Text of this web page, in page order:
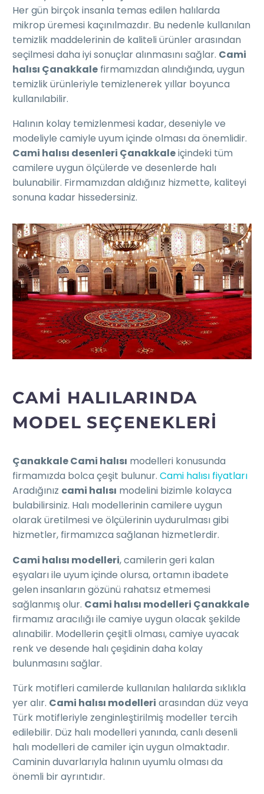
Her gün birçok insanla temas edilen halılarda
mikrop üremesi kaçınılmazdır. Bu nedenle kullanılan
temizlik maddelerinin de kaliteli ürünler arasından
seçilmesi daha iyi sonuçlar alınmasını sağlar. Cami
halısı Çanakkale firmamızdan alındığında, uygun
temizlik ürünleriyle temizlenerek yıllar boyunca
kullanılabilir.
Halının kolay temizlenmesi kadar, deseniyle ve
modeliyle camiyle uyum içinde olması da önemlidir.
Cami halısı desenleri Çanakkaleiçindeki tüm
camilere uygun ölçülerde ve desenlerde halı
bulunabilir. Firmamızdan aldığınız hizmette, kaliteyi
sonuna kadar hissedersiniz.
CAMİ HALILARINDA
MODEL SEÇENEKLERI
Çanakkale Cami halısı modelleri konusunda
firmamızda bolca çeşit bulunur. Cami halısı fiyatları
Aradığınız cami halısı modelini bizimle kolayca
bulabilirsiniz. Halı modellerinin camilere uygun
olarak üretilmesi ve ölçülerinin uydurulması gibi
hizmetler, firmamızca sağlanan hizmetlerdir.
Cami halısı modelleri, camilerin geri kalan
eşyaları ile uyum içinde olursa, ortamın ibadete
gelen insanların gözünü rahatsız etmemesi
sağlanmış olur. Cami halısı modelleri Çanakkale
firmamız aracılığı ile camiye uygun olacak şekilde
alınabilir. Modellerin çeşitli olması, camiye uyacak
renk ve desende halı çeşidinin daha kolay
bulunmasını sağlar.
Türk motifleri camilerde kullanılan halılarda sıklıkla
yer alır. Cami halısı modelleri arasından düz veya
Türk motifleriyle zenginleştirilmiş modeller tercih
edilebilir. Düz halı modelleri yanında, canlı desenli
halı modelleri de camiler için uygun olmaktadır.
Caminin duvarlarıyla halının uyumlu olması da
önemli bir ayrıntıdır.